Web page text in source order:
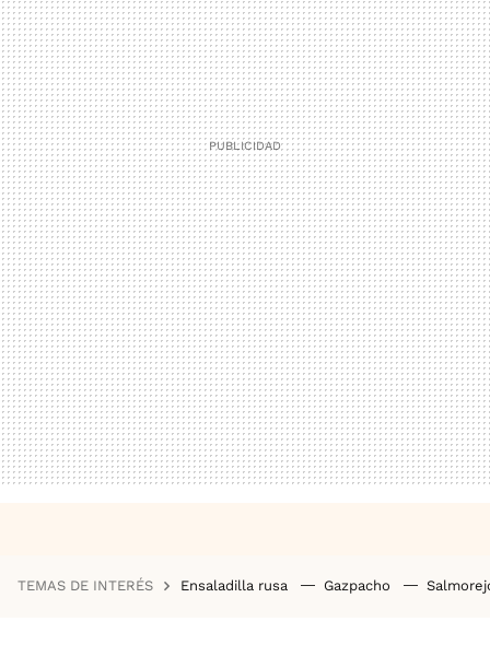
TEMAS DE INTERÉS Ensaladilla rusa Gazpacho